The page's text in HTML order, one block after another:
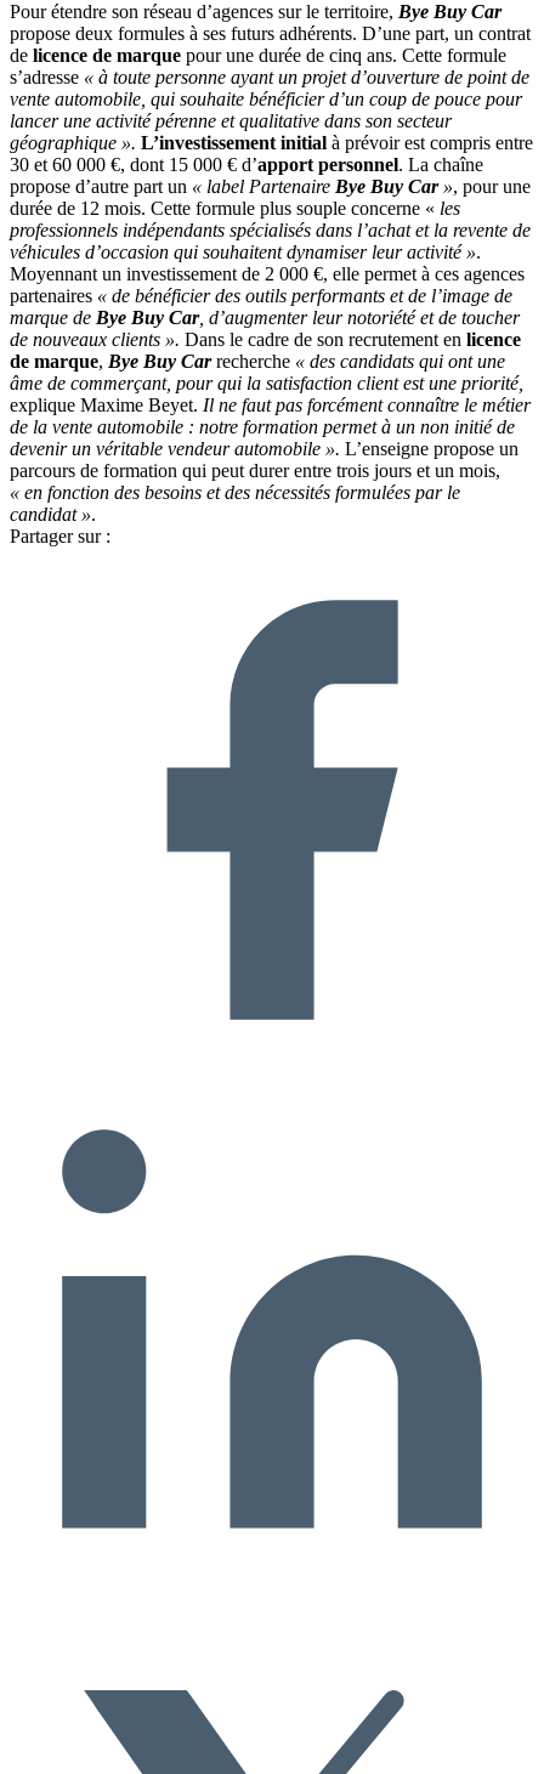
Pour étendre son réseau d’agences sur le territoire, Bye Buy Car
propose deux formules à ses futurs adhérents. D’une part, un contrat
de licence de marque pour une durée de cinq ans. Cette formule
s’adresse « à toute personne ayant un projet d’ouverture de point de
vente automobile, qui souhaite bénéficier d’un coup de pouce pour
lancer une activité pérenne et qualitative dans son secteur
géographique ». L’investissement initial à prévoir est compris entre
30 et 60 000 €, dont 15 000 € d’apport personnel. La chaîne
propose d’autre part un « label Partenaire Bye Buy Car», pour une
durée de 12 mois. Cette formule plus souple concerne « les
professionnels indépendants spécialisés dans l’achat et la revente de
véhicules d’occasion qui souhaitent dynamiser leur activité ».
Moyennant un investissement de 2 000 €, elle permet à ces agences
partenaires « de bénéficier des outils performants et de l’image de
marque de Bye Buy Car, d’augmenter leur notoriété et de toucher
de nouveaux clients ». Dans le cadre de son recrutement en licence
de marque, Bye Buy Car recherche « des candidats qui ont une
âme de commerçant, pour qui la satisfaction client est une priorité,
explique Maxime Beyet. Il ne faut pas forcément connaître le métier
de la vente automobile : notre formation permet à un non initié de
devenir un véritable vendeur automobile ». L’enseigne propose un
parcours de formation qui peut durer entre trois jours et un mois,
« en fonction des besoins et des nécessités formulées par le
candidat ».
Partager sur :